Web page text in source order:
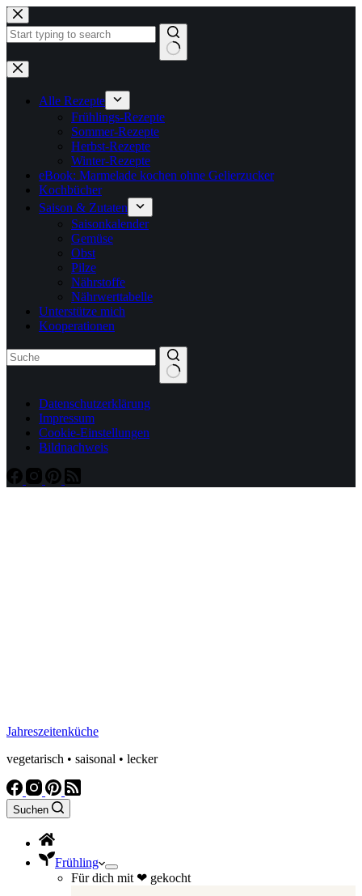
Zum
Inhalt
springen
Keine
Ergebnisse
Alle Rezepte
Frühlings-Rezepte
Sommer-Rezepte
Herbst-Rezepte
Winter-Rezepte
eBook: Marmelade kochen ohne Gelierzucker
Kochbücher
Saison & Zutaten
Saisonkalender
Gemüse
Obst
Pilze
Nährstoffe
Nährwerttabelle
Unterstütze mich
Kooperationen
Datenschutzerklärung
Impressum
Cookie-Einstellungen
Bildnachweis
Jahreszeitenküche
vegetarisch • saisonal • lecker
Suchen
Frühling
Für dich mit ❤ gekocht